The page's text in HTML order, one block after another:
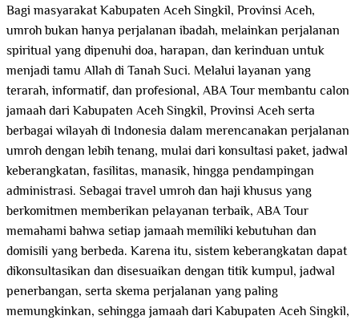
Bagi masyarakat Kabupaten Aceh Singkil, Provinsi Aceh,
umroh bukan hanya perjalanan ibadah, melainkan perjalanan
spiritual yang dipenuhi doa, harapan, dan kerinduan untuk
menjadi tamu Allah di Tanah Suci. Melalui layanan yang
terarah, informatif, dan profesional, ABA Tour membantu calon
jamaah dari Kabupaten Aceh Singkil, Provinsi Aceh serta
berbagai wilayah di Indonesia dalam merencanakan perjalanan
umroh dengan lebih tenang, mulai dari konsultasi paket, jadwal
keberangkatan, fasilitas, manasik, hingga pendampingan
administrasi. Sebagai travel umroh dan haji khusus yang
berkomitmen memberikan pelayanan terbaik, ABA Tour
memahami bahwa setiap jamaah memiliki kebutuhan dan
domisili yang berbeda. Karena itu, sistem keberangkatan dapat
dikonsultasikan dan disesuaikan dengan titik kumpul, jadwal
penerbangan, serta skema perjalanan yang paling
memungkinkan, sehingga jamaah dari Kabupaten Aceh Singkil,